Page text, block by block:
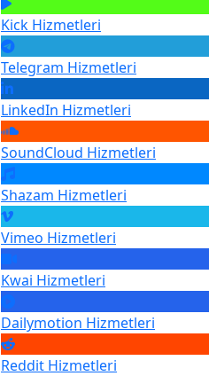
Kick Hizmetleri
Telegram Hizmetleri
LinkedIn Hizmetleri
SoundCloud Hizmetleri
Shazam Hizmetleri
Vimeo Hizmetleri
Kwai Hizmetleri
Dailymotion Hizmetleri
Reddit Hizmetleri